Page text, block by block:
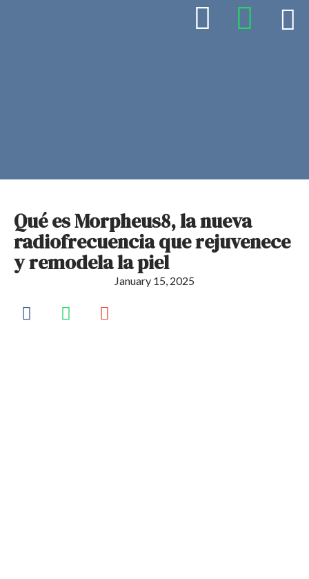
Qué es Morpheus8, la nueva
radiofrecuencia que rejuvenece
y remodela la piel
January 15, 2025